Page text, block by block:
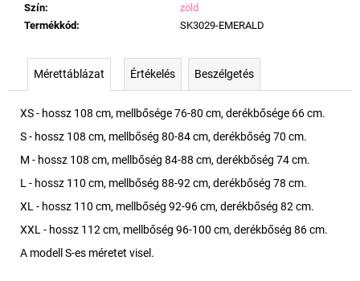
Szín:
zöld
Termékkód: SK3029-EMERALD
Mérettáblázat Értékelés Beszélgetés
XS - hossz 108 cm, mellbősége 76-80 cm, derékbősége 66 cm.
S - hossz 108 cm, mellbőség 80-84 cm, derékbőség 70 cm.
M - hossz 108 cm, mellbőség 84-88 cm, derékbőség 74 cm.
L - hossz 110 cm, mellbőség 88-92 cm, derékbőség 78 cm.
XL - hossz 110 cm, mellbőség 92-96 cm, derékbőség 82 cm.
XXL - hossz 112 cm, mellbőség 96-100 cm, derékbőség 86 cm.
A modell S-es méretet visel.